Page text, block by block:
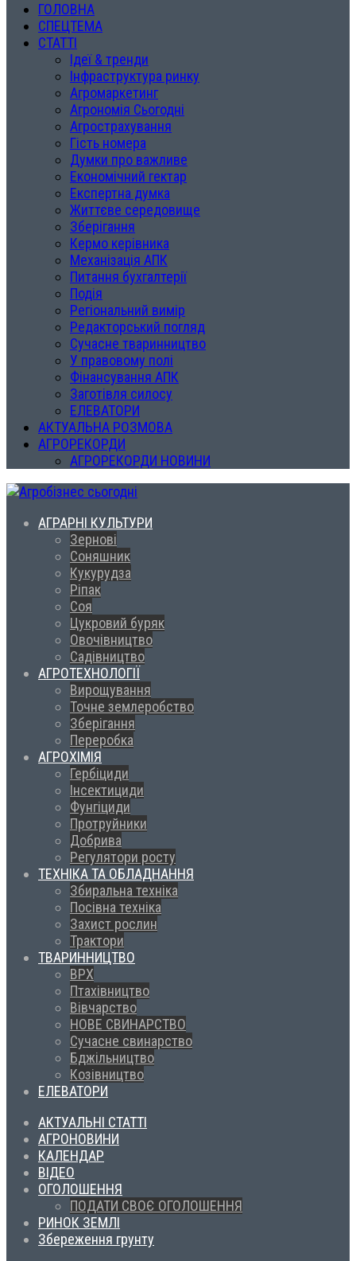
ГОЛОВНА
СПЕЦТЕМА
СТАТТІ
Ідеї & тренди
Інфраструктура ринку
Агромаркетинг
Агрономія Сьогодні
Агрострахування
Гість номера
Думки про важливе
Економічний гектар
Експертна думка
Життєве середовище
Зберігання
Кермо керівника
Механізація АПК
Питання бухгалтерії
Подія
Регіональний вимір
Редакторський погляд
Сучасне тваринництво
У правовому полі
Фінансування АПК
Заготівля силосу
ЕЛЕВАТОРИ
АКТУАЛЬНА РОЗМОВА
АГРОРЕКОРДИ
АГРОРЕКОРДИ НОВИНИ
АГРАРНІ КУЛЬТУРИ
Зернові
Соняшник
Кукурудза
Ріпак
Соя
Цукровий буряк
Овочівництво
Садівництво
АГРОТЕХНОЛОГІЇ
Вирощування
Точне землеробство
Зберігання
Переробка
АГРОХІМІЯ
Гербіциди
Інсектициди
Фунгіциди
Протруйники
Добрива
Регулятори росту
ТЕХНІКА ТА ОБЛАДНАННЯ
Збиральна техніка
Посівна техніка
Захист рослин
Трактори
ТВАРИННИЦТВО
ВРХ
Птахівництво
Вівчарство
НОВЕ СВИНАРСТВО
Сучасне свинарство
Бджільництво
Козівництво
ЕЛЕВАТОРИ
АКТУАЛЬНІ СТАТТІ
АГРОНОВИНИ
КАЛЕНДАР
ВІДЕО
ОГОЛОШЕННЯ
ПОДАТИ СВОЄ ОГОЛОШЕННЯ
РИНОК ЗЕМЛІ
Збереження грунту